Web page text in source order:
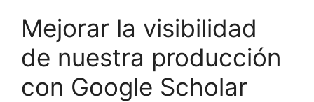
Mejorar la visibilidad
de nuestra producción
con Google Scholar